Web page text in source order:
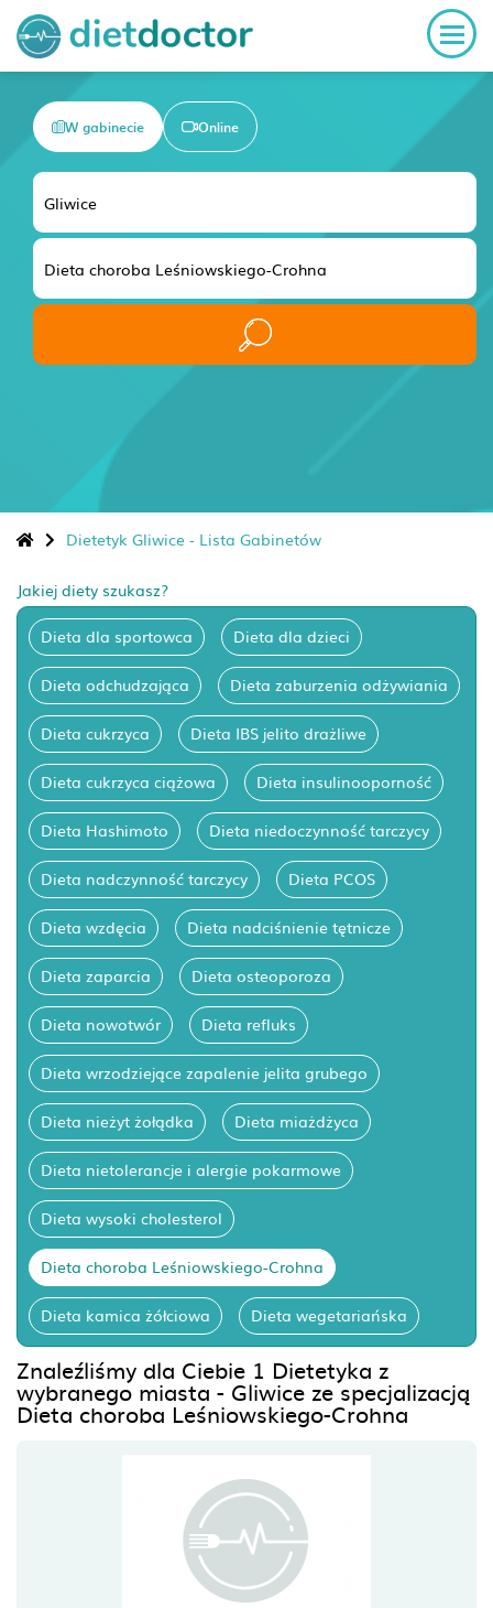
W gabinecie Online
Dietetyk Gliwice - Lista Gabinetów
Jakiej diety szukasz?
Dieta dla sportowca Dieta dla dzieci
Dieta odchudzająca Dieta zaburzenia odżywiania
Dieta cukrzyca Dieta IBS jelito drażliwe
Dieta cukrzyca ciążowa Dieta insulinooporność
Dieta Hashimoto Dieta niedoczynność tarczycy
Dieta nadczynność tarczycy Dieta PCOS
Dieta wzdęcia Dieta nadciśnienie tętnicze
Dieta zaparcia Dieta osteoporoza
Dieta nowotwór Dieta refluks
Dieta wrzodziejące zapalenie jelita grubego
Dieta nieżyt żołądka Dieta miażdżyca
Dieta nietolerancje i alergie pokarmowe
Dieta wysoki cholesterol
Dieta choroba Leśniowskiego-Crohna
Dieta kamica żółciowa Dieta wegetariańska
Znaleźliśmy dla Ciebie 1 Dietetyka z
wybranego miasta - Gliwice ze specjalizacją
Dieta choroba Leśniowskiego-Crohna